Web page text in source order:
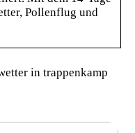
Pollenflug und
in trappenkamp